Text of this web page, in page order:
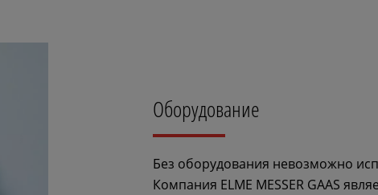
Оборудование
Без оборудования невозможно
Компания ELME MESSER GAAS